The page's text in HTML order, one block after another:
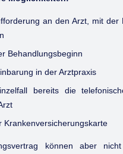
an den Arzt, mit der
Behandlungsbeginn
in der Arztpraxis
bereits die
Krankenversicherungskarte
können aber